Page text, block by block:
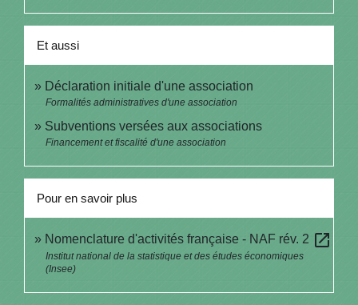
Et aussi
Déclaration initiale d'une association
Formalités administratives d'une association
Subventions versées aux associations
Financement et fiscalité d'une association
Pour en savoir plus
Nomenclature d'activités française - NAF rév. 2 open_in_new
Institut national de la statistique et des études économiques
(Insee)